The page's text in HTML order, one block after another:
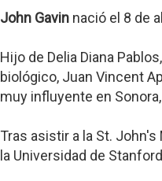
John Gavin nació el 8 de
Hijo de Delia Diana
biológico, Juan Vincent
muy influyente en
Tras asistir a la St.
la Universidad de